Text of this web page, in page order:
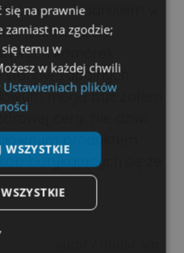
składnikiem w
Działa
komórek
zapalnych.
mogą być zatem
cery. Nie dziwi
produktem
borykających się ze
się na prawnie
na zgodzie;
temu w
w każdej chwili
Ustawieniach plików
WSZYSTKIE